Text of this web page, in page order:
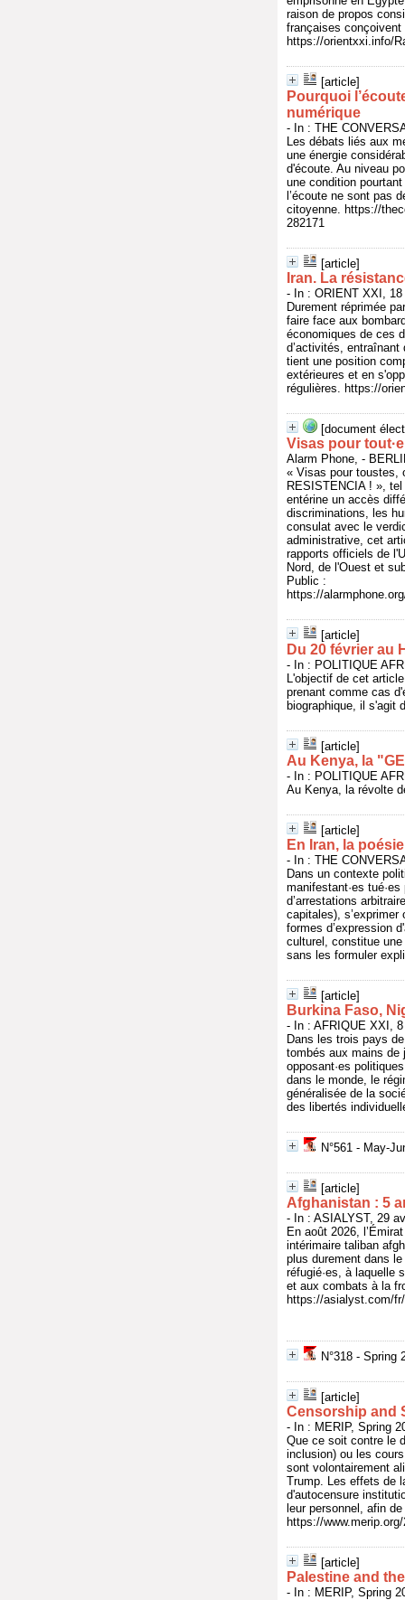
raison de propos
françaises
https://orientxxi.info/
[article]
Pourquoi
numérique
- In : THE
Les débats liés aux
une énergie
d'écoute. Au niveau
une condition
l’écoute ne sont pas
citoyenne. https://
282171
[article]
Iran. La
- In : ORIENT XXI, 18
Durement réprimée
faire face aux
économiques de ces
d’activités,
tient une position
extérieures et en
régulières. https://
[document
Visas pour
Alarm Phone, -
« Visas pour toustes,
RESISTENCIA ! »,
entérine un accès
discriminations, les
consulat avec le
administrative, cet
rapports officiels de
Nord, de l'Ouest et
Public :
https://
[article]
Du 20 février au
- In : POLITIQUE
L'objectif de cet
prenant comme cas
biographique, il s'agit
[article]
Au Kenya, la
- In : POLITIQUE
Au Kenya, la révolte
[article]
En Iran, la
- In : THE
Dans un contexte
manifestant·es
d’arrestations
capitales),
formes d’expression
culturel, constitue
sans les formuler
[article]
Burkina Faso,
- In : AFRIQUE XXI, 8
Dans les trois pays
tombés aux mains de
opposant·es
dans le monde, le
généralisée de la
des libertés
N°561 - May-
[article]
Afghanistan : 5
- In : ASIALYST, 29
En août 2026,
intérimaire taliban
plus durement dans
réfugié·es, à laquelle
et aux combats à la
https://asialyst.com/
N°318 -
[article]
Censorship and
- In : MERIP, Spring
Que ce soit contre le
inclusion) ou les
sont volontairement
Trump. Les effets de
d'autocensure
leur personnel, afin
https://
[article]
Palestine and
- In : MERIP, Spring